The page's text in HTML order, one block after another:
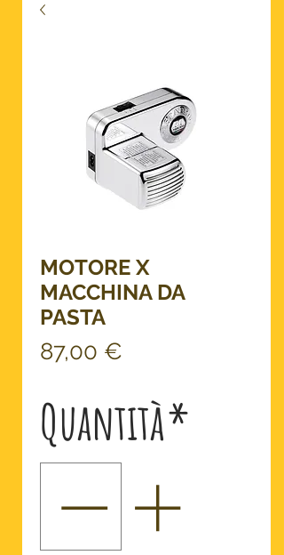
MOTORE X
MACCHINA DA
PASTA
87,00 €
Quantità*